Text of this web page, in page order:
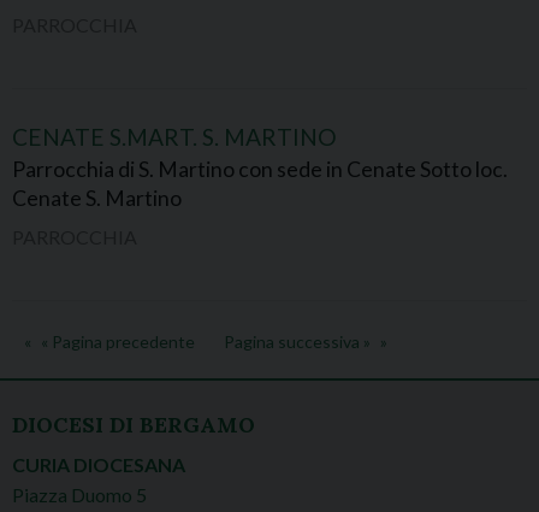
CENATE S.MART. S. MARTINO
Parrocchia di S. Martino con sede in Cenate Sotto loc.
Cenate S. Martino
« Pagina precedente Pagina successiva »
DIOCESI DI BERGAMO
CURIA DIOCESANA
Piazza Duomo 5